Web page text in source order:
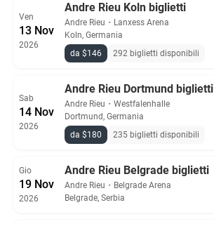
Ven
13 Nov
2026
Andre Rieu Koln biglietti
Andre Rieu ・ Lanxess Arena
Koln, Germania
da $146
292 biglietti disponibili
Sab
14 Nov
2026
Andre Rieu Dortmund biglietti
Andre Rieu ・ Westfalenhalle
Dortmund, Germania
da $180
235 biglietti disponibili
Gio
19 Nov
2026
Andre Rieu Belgrade biglietti
Andre Rieu ・ Belgrade Arena
Belgrade, Serbia